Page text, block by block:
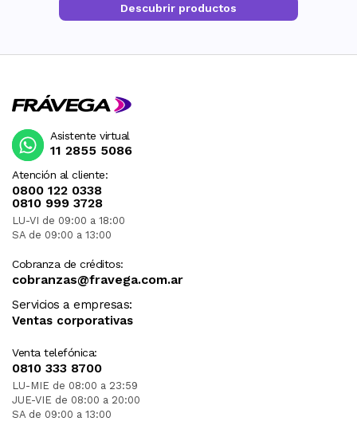
Descubrir productos
Atención al cliente:
0800 122 0338
0810 999 3728
LU-VI de 09:00 a 18:00
SA de 09:00 a 13:00
Cobranza de créditos:
cobranzas@fravega.com.ar
Servicios a empresas:
Ventas corporativas
Venta telefónica:
0810 333 8700
LU-MIE de 08:00 a 23:59
JUE-VIE de 08:00 a 20:00
SA de 09:00 a 13:00
Asistente virtual
11 2855 5086